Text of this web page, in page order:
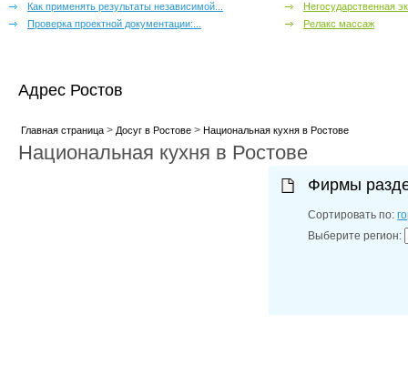
Как применять результаты независимой...
Проверка проектной документации:...
Негосударственная
Релакс массаж
Адрес Ростов
Главная страница> Досуг в Ростове> Национальная кухня в Ростове
Национальная кухня в Ростове
Фирмы
Сортировать по:
Выберите регион: